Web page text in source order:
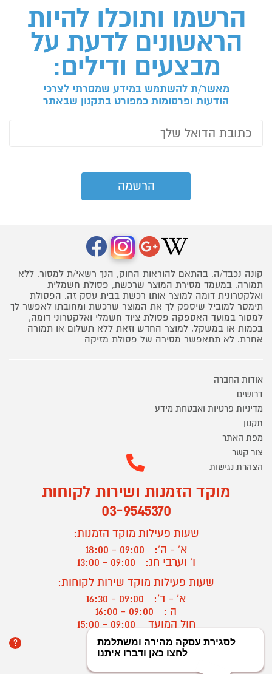
הרשמו ותוכלו להיות
הראשונים לדעת על
מבצעים ודילים:
מאשר/ת להשתמש במידע שמסרתי לצרכי
הודעות ופרסומות כמפורט בתקנון שבאתר
קונה נכבד/ה, בהתאם להוראות החוק, הנך רשאי/ת למסור, ללא
תמורה, במעמד מסירת המוצר שרכשת, פסולת חשמלית
ואלקטרונית דומה למוצר אותו רכשת בבית עסק זה. הפסולת
תימסר למוביל שיספק לך את המוצר שרכשת ומחובתו לאפשר לך
למסור במועד האספקה פסולת ציוד חשמלי ואלקטרוני דומה,
בכמות או במשקל, למוצר החדש וזאת ללא תשלום או תמורה
אחרת. לא תתאפשר מסירה של פסולת מזיקה
אודות החברה
דרושים
מדיניות פרטיות ואבטחת מידע
תקנון
מפת האתר
צור קשר
הצהרת נגישות
מוקד הזמנות ושירות לקוחות
03-9545370
שעות פעילות מוקד הזמנות:
א' - ה':
09:00 - 18:00
ו' וערבי חג:
09:00 - 13:00
שעות פעילות מוקד שירות לקוחות:
א' - ד':
09:00 - 16:30
ה :
09:00 - 16:00
חול המועד
? יצירת קשר/ביטול הזמנה